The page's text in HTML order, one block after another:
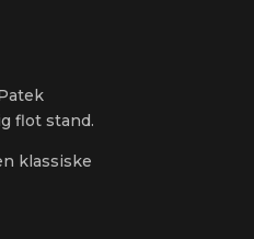
flot stand.
klassiske